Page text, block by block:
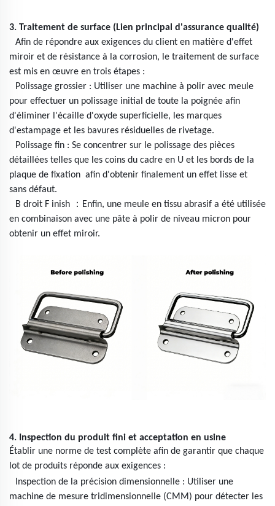
3. Traitement de surface (Lien principal d'assurance qualité)
Afin de répondre aux exigences du client en matière d'effet
miroir et de résistance à la corrosion, le traitement de surface
est mis en œuvre en trois étapes :
Polissage grossier : Utiliser une machine à polir avec meule
pour effectuer un polissage initial de toute la poignée afin
d'éliminer l'écaille d'oxyde superficielle, les marques
d'estampage et les bavures résiduelles de rivetage.
Polissage fin : Se concentrer sur le polissage des pièces
détaillées telles que les coins du cadre en U et les bords de la
plaque de fixation afin d'obtenir finalement un effet lisse et
sans défaut.
B droit F inish ： Enfin, une meule en tissu abrasif a été utilisée
en combinaison avec une pâte à polir de niveau micron pour
obtenir un effet miroir.
4. Inspection du produit fini et acceptation en usine
Établir une norme de test complète afin de garantir que chaque
lot de produits réponde aux exigences :
Inspection de la précision dimensionnelle : Utiliser une
machine de mesure tridimensionnelle (CMM) pour détecter les